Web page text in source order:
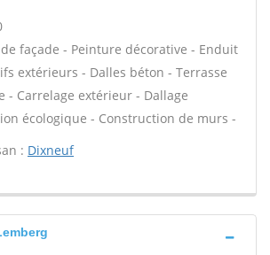
façade - Peinture décorative - Enduit
extérieurs - Dalles béton - Terrasse
- Carrelage extérieur - Dallage
écologique - Construction de murs -
: Dixneuf